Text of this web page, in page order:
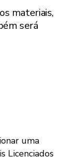
materiais,
será
uma
Licenciados